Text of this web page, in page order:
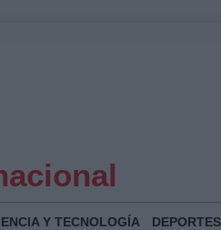
Y TECNOLOGÍA DEPORTES